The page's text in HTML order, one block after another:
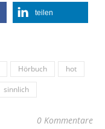
teilen
Hörbuch
hot
sinnlich
0 Kommentare